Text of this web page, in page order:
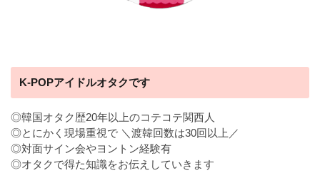
K-POPアイドルオタクです
◎韓国オタク歴20年以上のコテコテ関西人
◎とにかく現場重視で ＼渡韓回数は30回以上／
◎対面サイン会やヨントン経験有
◎オタクで得た知識をお伝えしていきます